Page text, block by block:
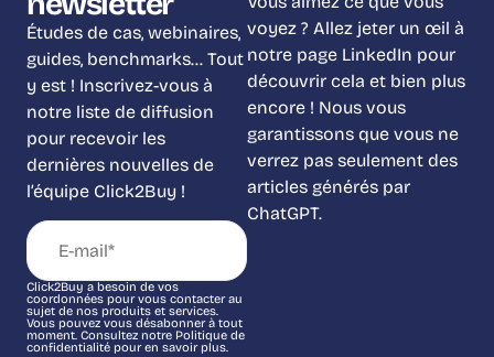
Études de cas, webinaires,
guides, benchmarks… Tout
y est ! Inscrivez-vous à
notre liste de diffusion
pour recevoir les
dernières nouvelles de
l’équipe Click2Buy !
Click2Buy a besoin de vos
coordonnées pour vous contacter au
sujet de nos produits et services.
Vous pouvez vous désabonner à tout
moment. Consultez notre Politique de
confidentialité pour en savoir plus.
voyez ? Allez jeter un œil à
notre page LinkedIn pour
découvrir cela et bien plus
encore ! Nous vous
garantissons que vous ne
verrez pas seulement des
articles générés par
ChatGPT.